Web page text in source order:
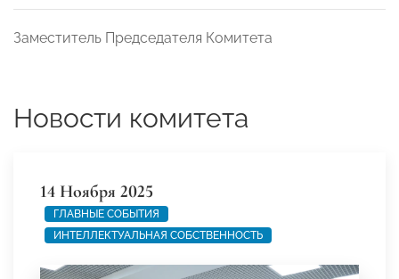
Заместитель Председателя Комитета
Новости комитета
14 Ноября 2025
ГЛАВНЫЕ СОБЫТИЯ
ИНТЕЛЛЕКТУАЛЬНАЯ СОБСТВЕННОСТЬ